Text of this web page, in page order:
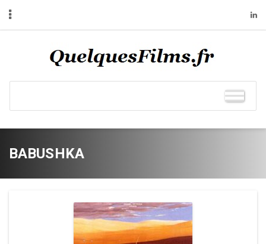
BABUSHKA